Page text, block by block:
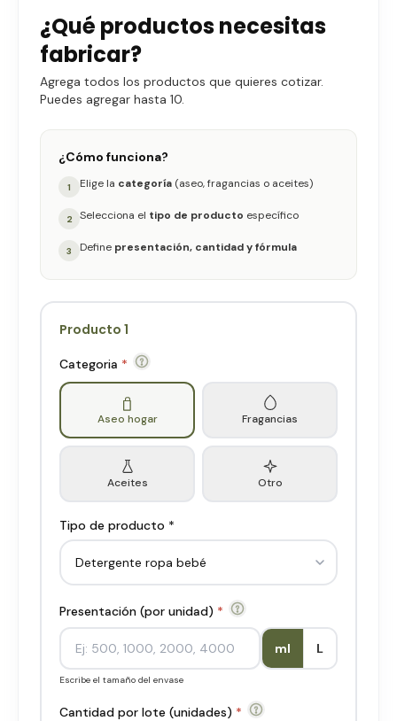
¿Qué productos necesitas
fabricar?
Agrega todos los productos que quieres cotizar.
Puedes agregar hasta 10.
¿Cómo funciona?
1 Elige la categoría (aseo, fragancias o aceites)
2 Selecciona el tipo de producto específico
3 Define presentación, cantidad y fórmula
Producto 1
Categoria *
Aseo hogar Fragancias
Aceites Otro
Tipo de producto *
Presentación (por unidad) *
ml L
Escribe el tamaño del envase
Cantidad por lote (unidades) *